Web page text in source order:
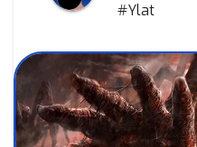
#Ylat